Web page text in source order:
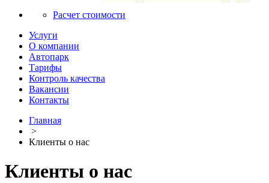
Расчет стоимости
Услуги
О компании
Автопарк
Тарифы
Контроль качества
Вакансии
Контакты
Главная
>
Клиенты о нас
Клиенты о нас